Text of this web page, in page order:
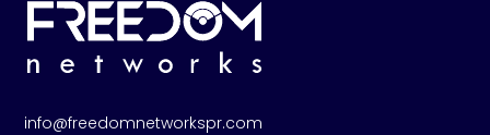
info@freedomnetworkspr.com